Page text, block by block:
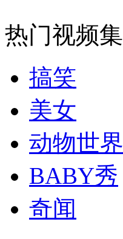
热门视频集
搞笑
美女
动物世界
BABY秀
奇闻